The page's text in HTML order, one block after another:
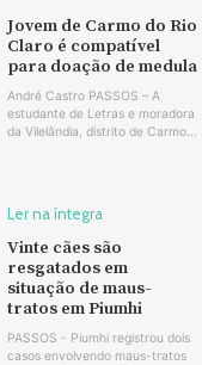
Jovem de Carmo do Rio
Claro é compatível
para doação de medula
André Castro PASSOS – A
estudante de Letras e moradora
da Vilelândia, distrito de Carmo...
Ler na íntegra
Vinte cães são
resgatados em
situação de maus-
tratos em Piumhi
PASSOS - Piumhi registrou dois
casos envolvendo maus-tratos